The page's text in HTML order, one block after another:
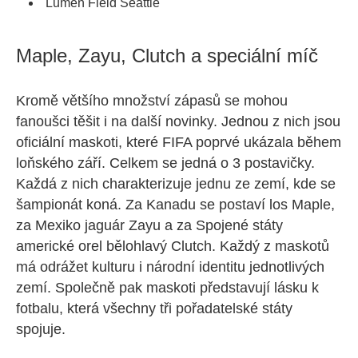
Lumen Field Seattle
Maple, Zayu, Clutch a speciální míč
Kromě většího množství zápasů se mohou
fanoušci těšit i na další novinky. Jednou z nich jsou
oficiální maskoti, které FIFA poprvé ukázala během
loňského září. Celkem se jedná o 3 postavičky.
Každá z nich charakterizuje jednu ze zemí, kde se
šampionát koná. Za Kanadu se postaví los Maple,
za Mexiko jaguár Zayu a za Spojené státy
americké orel bělohlavý Clutch. Každý z maskotů
má odrážet kulturu i národní identitu jednotlivých
zemí. Společně pak maskoti představují lásku k
fotbalu, která všechny tři pořadatelské státy
spojuje.